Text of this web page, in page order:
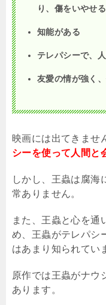
り、傷をいやせる
知能がある
テレパシーで、
友愛の情が強く
映画には出てきませ
シーを使って人間と
しかし、王蟲は腐海
常ありません。
また、王蟲と心を通
め、王蟲がテレパシ
はあまり知られてい
原作では王蟲がナウ
あります。